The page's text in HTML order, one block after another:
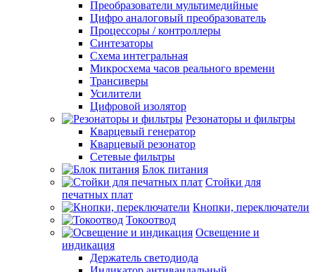
Преобразователи мультимедийные
Цифро аналоговый преобразователь
Процессоры / контроллеры
Синтезаторы
Схема интегральная
Микросхема часов реального времени
Трансиверы
Усилители
Цифровой изолятор
Резонаторы и фильтры
Кварцевый генератор
Кварцевый резонатор
Сетевые фильтры
Блок питания
Стойки для
печатных плат
Кнопки, переключатели
Токоотвод
Освещение и
индикация
Держатель светодиода